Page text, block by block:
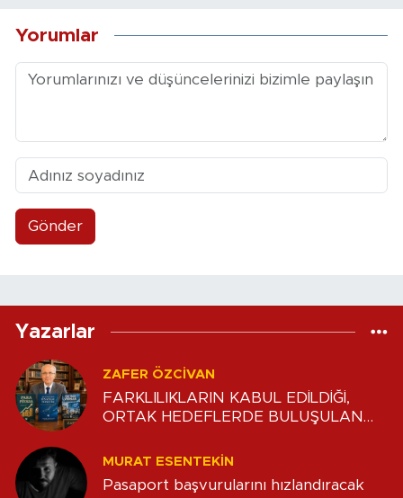
Yorumlar
Gönder
Yazarlar
ZAFER ÖZCIVAN
FARKLILIKLARIN KABUL EDİLDİĞİ,
ORTAK HEDEFLERDE BULUŞULAN
MURAT ESENTEKIN
Pasaport başvurularını hızlandıracak